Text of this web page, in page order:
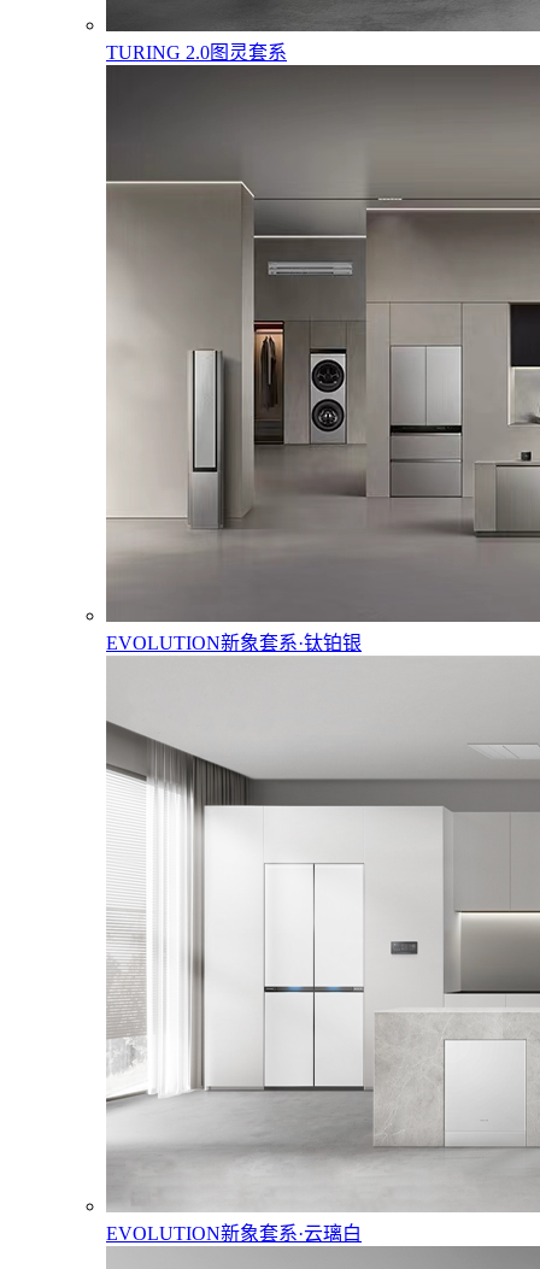
TURING 2.0图灵套系
EVOLUTION新象套系·钛铂银
EVOLUTION新象套系·云璃白